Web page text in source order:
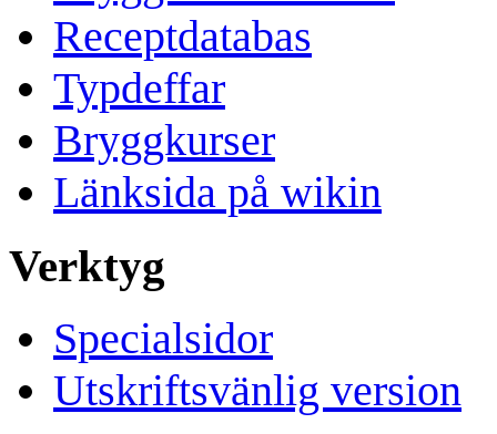
Receptdatabas
Typdeffar
Bryggkurser
Länksida på wikin
Verktyg
Specialsidor
Utskriftsvänlig version